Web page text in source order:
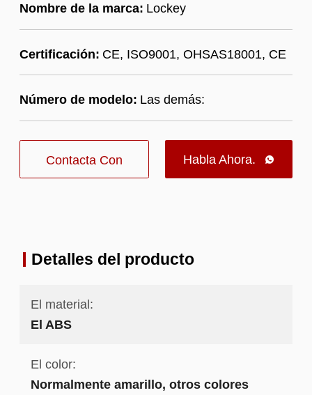
Nombre de la marca: Lockey
Certificación: CE, ISO9001, OHSAS18001, CE
Número de modelo: Las demás:
Contacta Con Habla Ahora. 
Detalles del producto
El material:
El ABS
El color:
Normalmente amarillo, otros colores